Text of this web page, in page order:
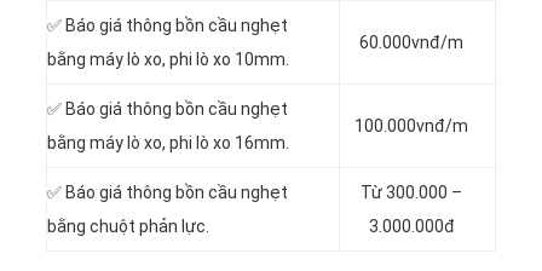
✅ Báo giá thông bồn cầu nghẹt
bằng máy lò xo, phi lò xo 10mm.
60.000vnđ/m
✅ Báo giá thông bồn cầu nghẹt
bằng máy lò xo, phi lò xo 16mm.
100.000vnđ/m
✅ Báo giá thông bồn cầu nghẹt
bằng chuột phản lực.
Từ 300.000 –
3.000.000đ